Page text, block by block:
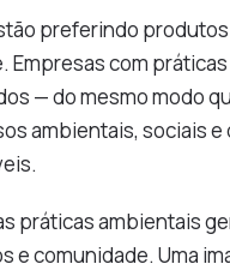
preferindo
Empresas com
— do mesmo modo
ambientais, sociais
práticas ambientais
comunidade. Uma